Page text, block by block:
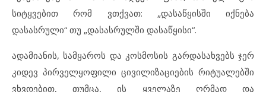
სიტყვებით რომ ვთქვათ: „დასაწყისში იქნება
დასასრული“ თუ „დასასრულში დასაწყისი“.
ადამიანის, სამყაროს და კოსმოსის გარდასახვებს ჯერ
კიდევ პირველყოფილი ცივილიზაციების რიტუალებში
ვხვდებით, თუმცა, ის ყველაზე ღრმად და